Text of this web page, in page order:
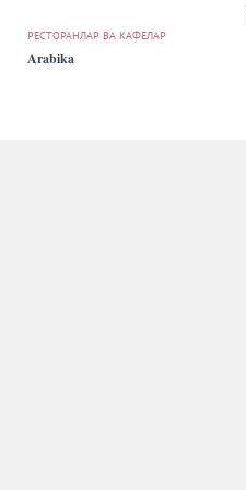
РЕСТОРАНЛАР ВА КАФЕЛАР
Arabika